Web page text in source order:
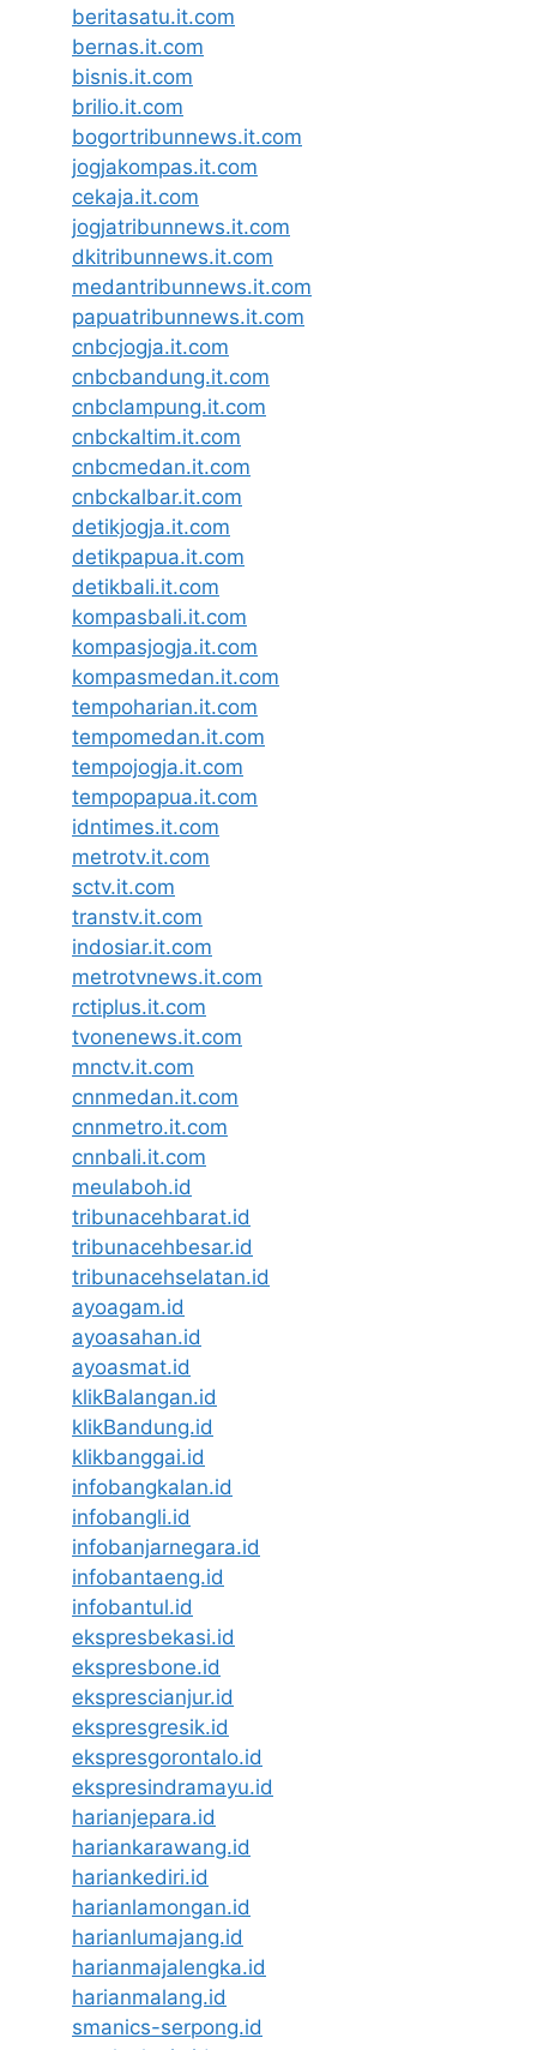
beritasatu.it.com
bernas.it.com
bisnis.it.com
brilio.it.com
bogortribunnews.it.com
jogjakompas.it.com
cekaja.it.com
jogjatribunnews.it.com
dkitribunnews.it.com
medantribunnews.it.com
papuatribunnews.it.com
cnbcjogja.it.com
cnbcbandung.it.com
cnbclampung.it.com
cnbckaltim.it.com
cnbcmedan.it.com
cnbckalbar.it.com
detikjogja.it.com
detikpapua.it.com
detikbali.it.com
kompasbali.it.com
kompasjogja.it.com
kompasmedan.it.com
tempoharian.it.com
tempomedan.it.com
tempojogja.it.com
tempopapua.it.com
idntimes.it.com
metrotv.it.com
sctv.it.com
transtv.it.com
indosiar.it.com
metrotvnews.it.com
rctiplus.it.com
tvonenews.it.com
mnctv.it.com
cnnmedan.it.com
cnnmetro.it.com
cnnbali.it.com
meulaboh.id
tribunacehbarat.id
tribunacehbesar.id
tribunacehselatan.id
ayoagam.id
ayoasahan.id
ayoasmat.id
klikBalangan.id
klikBandung.id
klikbanggai.id
infobangkalan.id
infobangli.id
infobanjarnegara.id
infobantaeng.id
infobantul.id
ekspresbekasi.id
ekspresbone.id
eksprescianjur.id
ekspresgresik.id
ekspresgorontalo.id
ekspresindramayu.id
harianjepara.id
hariankarawang.id
hariankediri.id
harianlamongan.id
harianlumajang.id
harianmajalengka.id
harianmalang.id
smanics-serpong.id